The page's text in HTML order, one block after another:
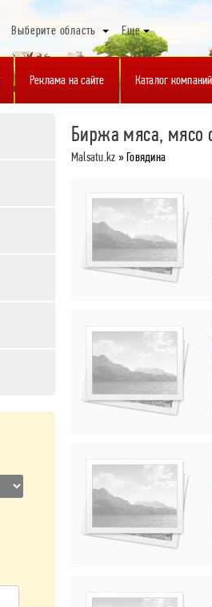
Выберите область Еще
Реклама на сайте Каталог компаний
Биржа мяса, мясо
Malsatu.kz » Говядина